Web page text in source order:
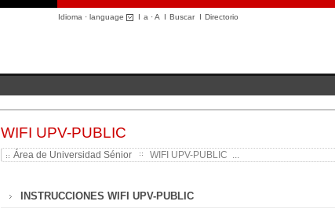
Idioma · language I a ·A I BuscarI Directorio
WIFI UPV-PUBLIC
Área de Universidad Sénior WIFI UPV-PUBLIC ...
INSTRUCCIONES WIFI UPV-PUBLIC